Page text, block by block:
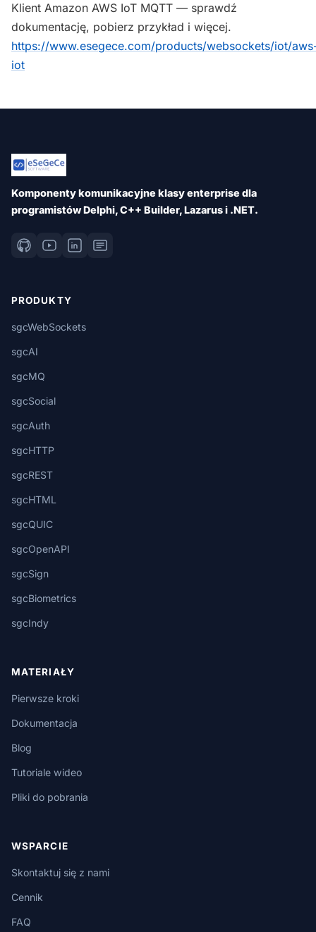
Klient Amazon AWS IoT MQTT — sprawdź
dokumentację, pobierz przykład i więcej.
https://www.esegece.com/products/websockets/iot/
iot
Komponenty komunikacyjne klasy enterprise dla
programistów Delphi, C++ Builder, Lazarus i .NET.
PRODUKTY
sgcWebSockets
sgcAI
sgcMQ
sgcSocial
sgcAuth
sgcHTTP
sgcREST
sgcHTML
sgcQUIC
sgcOpenAPI
sgcSign
sgcBiometrics
sgcIndy
MATERIAŁY
Pierwsze kroki
Dokumentacja
Blog
Tutoriale wideo
Pliki do pobrania
WSPARCIE
Skontaktuj się z nami
Cennik
FAQ